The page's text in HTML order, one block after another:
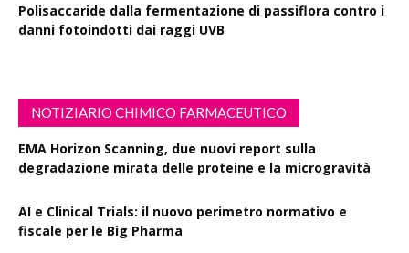
Polisaccaride dalla fermentazione di passiflora contro i
danni fotoindotti dai raggi UVB
NOTIZIARIO CHIMICO FARMACEUTICO
EMA Horizon Scanning, due nuovi report sulla
degradazione mirata delle proteine e la microgravità
AI e Clinical Trials: il nuovo perimetro normativo e
fiscale per le Big Pharma